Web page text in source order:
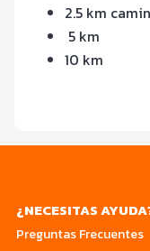
2.5 km
5 km
10 km
¿NECESITAS
Preguntas Frecuentes